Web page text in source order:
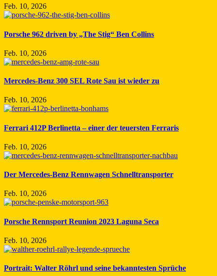
Feb. 10, 2026
Porsche 962 driven by „The Stig“ Ben Collins
Feb. 10, 2026
Mercedes-Benz 300 SEL Rote Sau ist wieder zu
Feb. 10, 2026
Ferrari 412P Berlinetta – einer der teuersten Ferraris
Feb. 10, 2026
Der Mercedes-Benz Rennwagen Schnelltransporter
Feb. 10, 2026
Porsche Rennsport Reunion 2023 Laguna Seca
Feb. 10, 2026
Portrait: Walter Röhrl und seine bekanntesten Sprüche